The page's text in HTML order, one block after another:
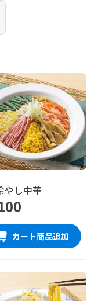
やし中華
カート商品追加